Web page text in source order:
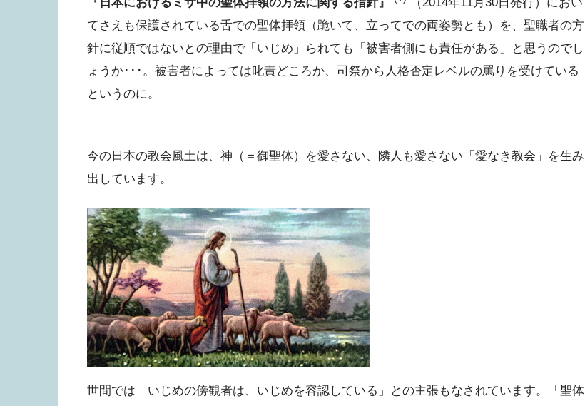
てさえも保護されている舌での聖体拝領（跪いて、立ってでの両姿勢とも）を、聖職者の方
針に従順ではないとの理由で「いじめ」られても「被害者側にも責任がある」と思うのでし
ょうか･･･。被害者によっては叱責どころか、司祭から人格否定レベルの罵りを受けている
というのに。
今の日本の教会風土は、神（＝御聖体）を愛さない、隣人も愛さない「愛なき教会」を生み
出しています。
世間では「いじめの傍観者は、いじめを容認している」との主張もなされています。「聖体